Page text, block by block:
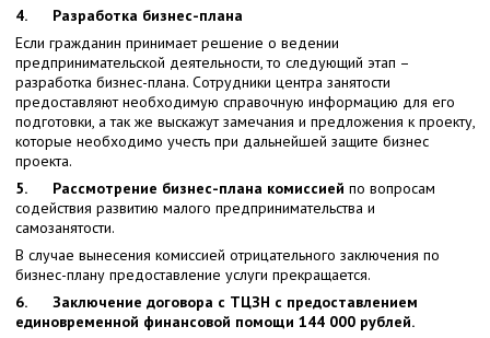
4. Разработка бизнес-плана
Если гражданин принимает решение о ведении
предпринимательской деятельности, то следующий этап –
разработка бизнес-плана. Сотрудники центра занятости
предоставляют необходимую справочную информацию для его
подготовки, а так же выскажут замечания и предложения к проекту,
которые необходимо учесть при дальнейшей защите бизнес
проекта.
5. Рассмотрение бизнес-плана комиссией по вопросам
содействия развитию малого предпринимательства и
самозанятости.
В случае вынесения комиссией отрицательного заключения по
бизнес-плану предоставление услуги прекращается.
6. Заключение договора с ТЦЗН с предоставлением
единовременной финансовой помощи 144 000 рублей.